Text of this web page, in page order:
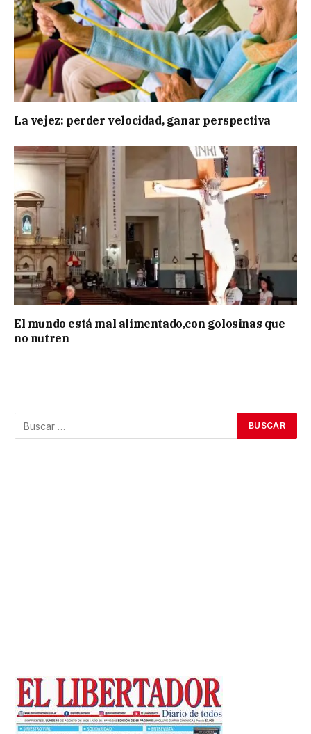
La vejez: perder velocidad, ganar perspectiva
El mundo está mal alimentado,con golosinas que
no nutren